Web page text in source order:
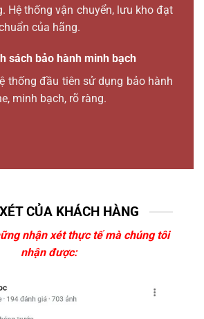
Hệ thống vận chuyển, lưu kho đạt
của hãng.
sách bảo hành minh bạch
thống đầu tiên sử dụng bảo hành
minh bạch, rõ ràng.
CỦA KHÁCH HÀNG
nhận xét thực tế mà chúng tôi
nhận được: